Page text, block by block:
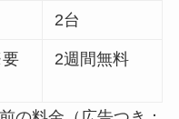
2台
2週間無料